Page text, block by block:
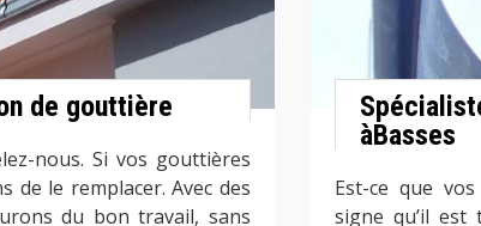
de gouttière
nous. Si vos gouttières
de le remplacer. Avec des
du bon travail, sans
àBasses
Est-ce que
signe qu’il est